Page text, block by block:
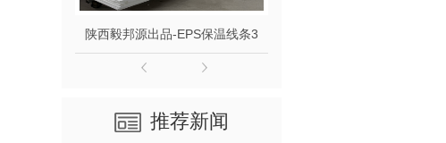
陕西毅邦源出品-EPS保温线条3
推荐新闻